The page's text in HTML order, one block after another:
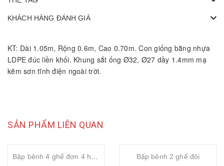
KHÁCH HÀNG ĐÁNH GIÁ
KT: Dài 1.05m, Rộng 0.6m, Cao 0.70m. Con giống bằng nhựa
LDPE đúc liền khối. Khung sắt ống Ø32, Ø27 dầy 1.4mm mạ
kẽm sơn tĩnh điện ngoài trời.
SẢN PHẨM LIÊN QUAN
Bập bênh 2 ghế đôi